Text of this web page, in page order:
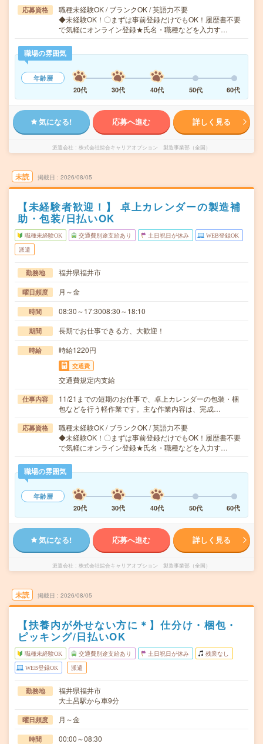
応募資格
職種未経験OK / ブランクOK / 英語力不要
◆未経験OK！〇まずは事前登録だけでもOK！履歴書不要
で気軽にオンライン登録★氏名・職種などを入力す…
職場の雰囲気
年齢層
20代
30代 40代 50代 60代
気になる! 応募へ進む 詳しく見る
派遣会社 株式会社綜合キャリアオプション 製造事業部（全国）
未読 掲載日 2026/08/05
【未経験者歓迎！】 卓上カレンダーの製造補
助・包装/日払いOK
職種未経験OK 交通費別途支給あり 土日祝日が休み WEB登録OK
派遣
勤務地 福井県福井市
曜日頻度 月～金
時間 08:30～17:3008:30～18:10
期間 長期でお仕事できる方、大歓迎！
時給 時給1220円
交通費
交通費規定内支給
仕事内容
11/21までの短期のお仕事で、卓上カレンダーの包装・梱
包などを行う軽作業です。主な作業内容は、完成…
応募資格
職種未経験OK / ブランクOK / 英語力不要
◆未経験OK！〇まずは事前登録だけでもOK！履歴書不要
で気軽にオンライン登録★氏名・職種などを入力す…
職場の雰囲気
年齢層
20代
30代 40代 50代 60代
気になる! 応募へ進む 詳しく見る
派遣会社 株式会社綜合キャリアオプション 製造事業部（全国）
未読 掲載日 2026/08/05
【扶養内が外せない方に＊】仕分け・梱包・
ピッキング/日払いOK
職種未経験OK 交通費別途支給あり 土日祝日が休み 残業なし
WEB登録OK 派遣
勤務地
福井県福井市
大土呂駅から車9分
曜日頻度 月～金
時間 00:00～08:30